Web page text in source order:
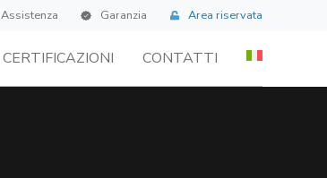
Assistenza Garanzia Area riservata
CERTIFICAZIONI CONTATTI